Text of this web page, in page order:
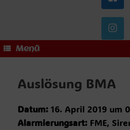
Menü
Auslösung BMA
Datum: 16. April 2019 um
Alarmierungsart: FME,